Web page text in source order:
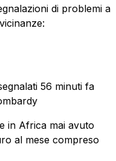
di problemi a
56 minuti fa
in Africa mai avuto
al mese compreso